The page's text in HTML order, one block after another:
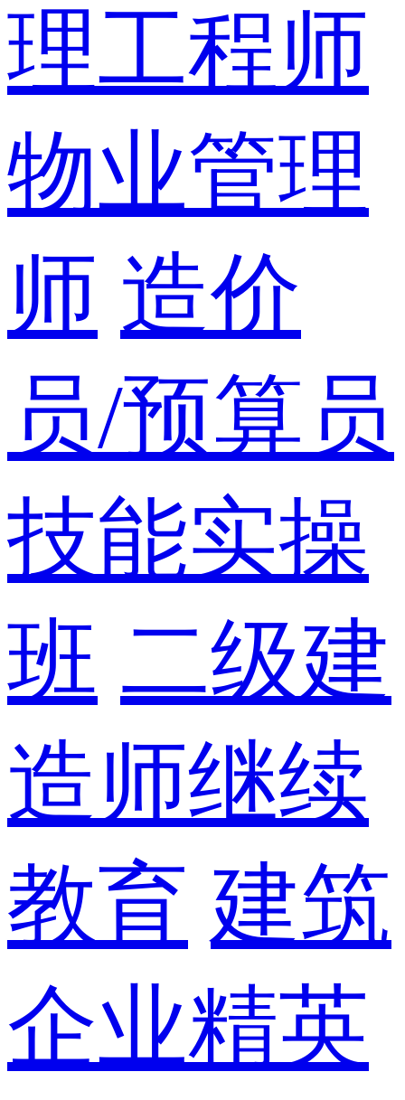
理工程师
物业管理
师 造价
员/预算员
技能实操
班 二级建
造师继续
教育 建筑
企业精英